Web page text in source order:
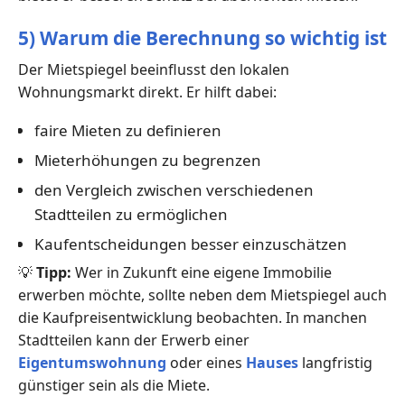
5) Warum die Berechnung so wichtig ist
Der Mietspiegel beeinflusst den lokalen
Wohnungsmarkt direkt. Er hilft dabei:
faire Mieten zu definieren
Mieterhöhungen zu begrenzen
den Vergleich zwischen verschiedenen
Stadtteilen zu ermöglichen
Kaufentscheidungen besser einzuschätzen
💡Tipp: Wer in Zukunft eine eigene Immobilie
erwerben möchte, sollte neben dem Mietspiegel auch
die Kaufpreisentwicklung beobachten. In manchen
Stadtteilen kann der Erwerb einer
Eigentumswohnung oder eines Hauses langfristig
günstiger sein als die Miete.